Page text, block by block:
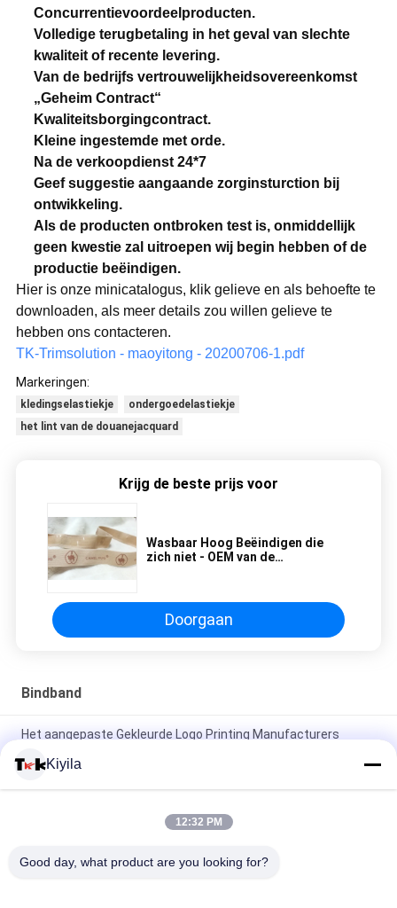
Concurrentievoordeelproducten.
Volledige terugbetaling in het geval van slechte
kwaliteit of recente levering.
Van de bedrijfs vertrouwelijkheidsovereenkomst
„Geheim Contract“
Kwaliteitsborgingcontract.
Kleine ingestemde met orde.
Na de verkoopdienst 24*7
Geef suggestie aangaande zorginsturction bij
ontwikkeling.
Als de producten ontbroken test is, onmiddellijk
geen kwestie zal uitroepen wij begin hebben of de
productie beëindigen.
Hier is onze minicatalogus, klik gelieve en als behoefte te
downloaden, als meer details zou willen gelieve te
hebben ons contacteren.
TK-Trimsolution - maoyitong - 20200706-1.pdf
Markeringen:
kledingselastiekje
ondergoedelastiekje
het lint van de douanejacquard
Krijg de beste prijs voor
Wasbaar Hoog Beëindigen die
zich niet - OEM van de
Doorgaan
Bindband
Het aangepaste Gekleurde Logo Printing Manufacturers
Van de de Gymnastiekjacquard van de douaneyoga van het
het Elastiekjesilicium het Schermdruk voor Ondergoed
Aangepaste 3cm
Kiyila
12:32 PM
Good day, what product are you looking for?